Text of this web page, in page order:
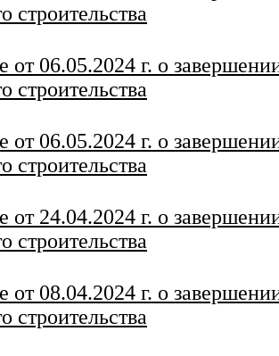
строительства
от 06.05.2024 г. о
строительства
от 06.05.2024 г. о
строительства
от 24.04.2024 г. о
строительства
от 08.04.2024 г. о
строительства